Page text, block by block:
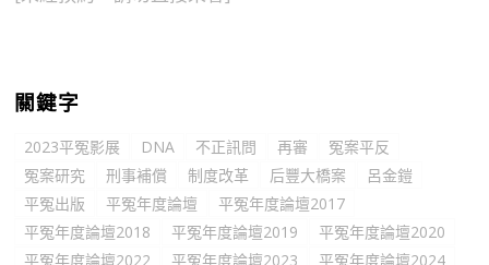
關鍵字
2023平冤影展 DNA 不正訊問 再審
冤案平反
冤案研究
刑事補償 制度改革 后豐大橋案
呂金鎧
平冤出版
平冤年度論壇
平冤年度論壇2017
平冤年度論壇2018
平冤年度論壇2019
平冤年度論壇2020
平冤年度論壇2022
平冤年度論壇2023 平冤年度論壇2024